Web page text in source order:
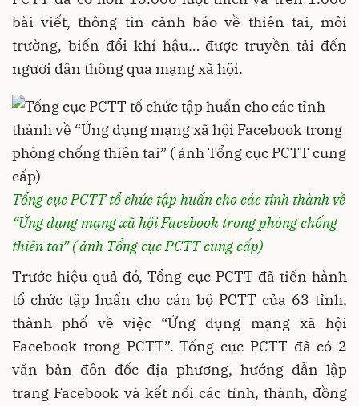
bài viết, thông tin cảnh báo về thiên tai, môi
trường, biến đổi khí hậu… được truyền tải đến
người dân thông qua mạng xã hội.
Tổng cục PCTT tổ chức tập huấn cho các tỉnh thành về
“Ứng dụng mạng xã hội Facebook trong phòng chống
thiên tai” ( ảnh Tổng cục PCTT cung cấp)
Trước hiệu quả đó, Tổng cục PCTT đã tiến hành
tổ chức tập huấn cho cán bộ PCTT của 63 tỉnh,
thành phố về việc “Ứng dụng mạng xã hội
Facebook trong PCTT”. Tổng cục PCTT đã có 2
văn bản đôn đốc địa phương, hướng dẫn lập
trang Facebook và kết nối các tỉnh, thành, đồng